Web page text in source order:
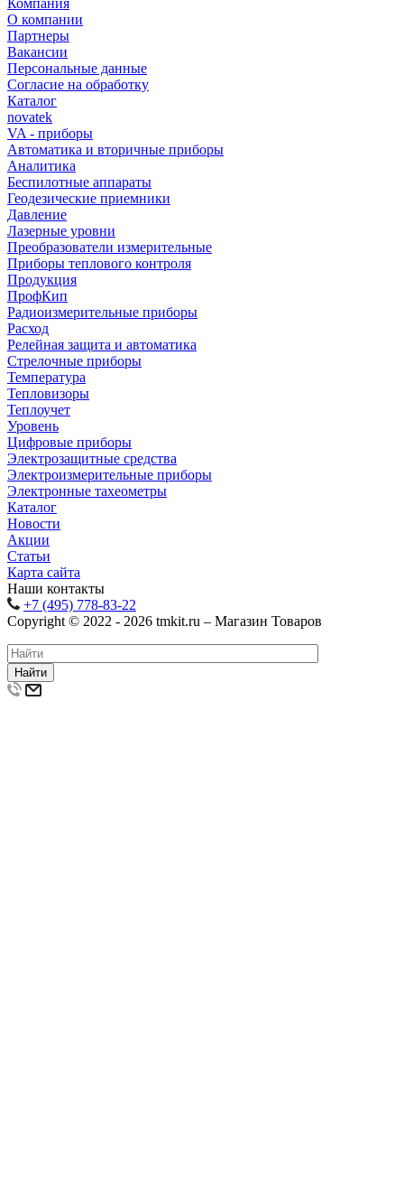
О компании
Партнеры
Вакансии
Персональные данные
Согласие на обработку
Каталог
novatek
VA - приборы
Автоматика и вторичные приборы
Аналитика
Беспилотные аппараты
Геодезические приемники
Давление
Лазерные уровни
Преобразователи измерительные
Приборы теплового контроля
Продукция
ПрофКип
Радиоизмерительные приборы
Расход
Релейная защита и автоматика
Стрелочные приборы
Температура
Тепловизоры
Теплоучет
Уровень
Цифровые приборы
Электрозащитные средства
Электроизмерительные приборы
Электронные тахеометры
Каталог
Новости
Акции
Статьи
Карта сайта
Наши контакты
+7 (495) 778-83-22
Copyright © 2022 - 2026 tmkit.ru – Магазин Товаров
Найти